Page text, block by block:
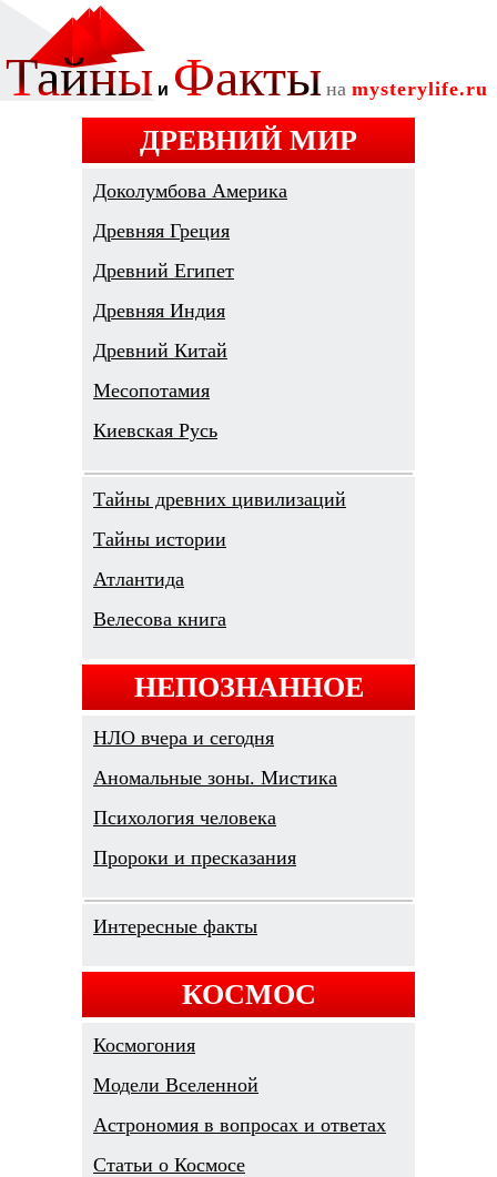
ДРЕВНИЙ МИР
Доколумбова Америка
Древняя Греция
Древний Египет
Древняя Индия
Древний Китай
Месопотамия
Киевская Русь
Тайны древних цивилизаций
Тайны истории
Атлантида
Велесова книга
НЕПОЗНАННОЕ
НЛО вчера и сегодня
Аномальные зоны. Мистика
Психология человека
Пророки и пресказания
Интересные факты
КОСМОС
Космогония
Модели Вселенной
Астрономия в вопросах и ответах
Cтатьи о Космосе